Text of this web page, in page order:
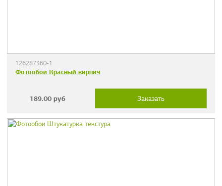
126287360-1
Фотообои Красный кирпич
189.00 руб Заказать